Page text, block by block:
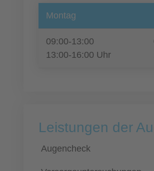
Montag
09:00-13:00
13:00-16:00 Uhr
Leistungen der
Augencheck